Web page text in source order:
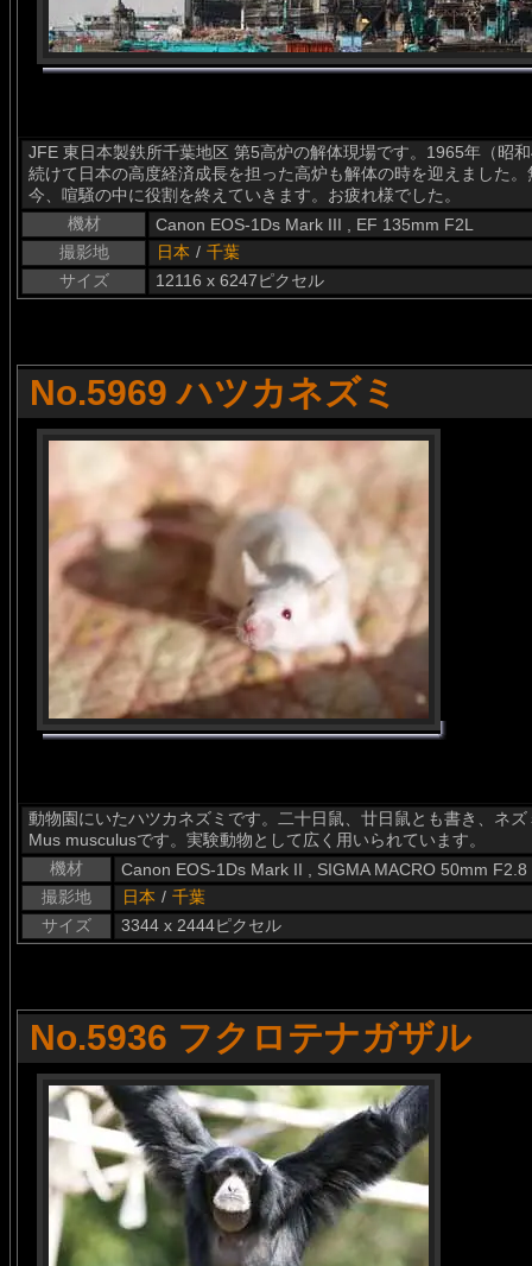
JFE 東日本製鉄所千葉地区 第5高炉の解体現場です。1965年（昭
続けて日本の高度経済成長を担った高炉も解体の時を迎えました
今、喧騒の中に役割を終えていきます。お疲れ様でした。
機材
Canon EOS-1Ds Mark III , EF 135mm F2L
撮影地
日本 / 千葉
サイズ
12116 x 6247ピクセル
No.5969 ハツカネズミ
動物園にいたハツカネズミです。二十日鼠、廿日鼠とも書き、ネ
Mus musculusです。実験動物として広く用いられています。
機材
Canon EOS-1Ds Mark II , SIGMA MACRO 50mm F2.8
撮影地
日本 / 千葉
サイズ
3344 x 2444ピクセル
No.5936 フクロテナガザル